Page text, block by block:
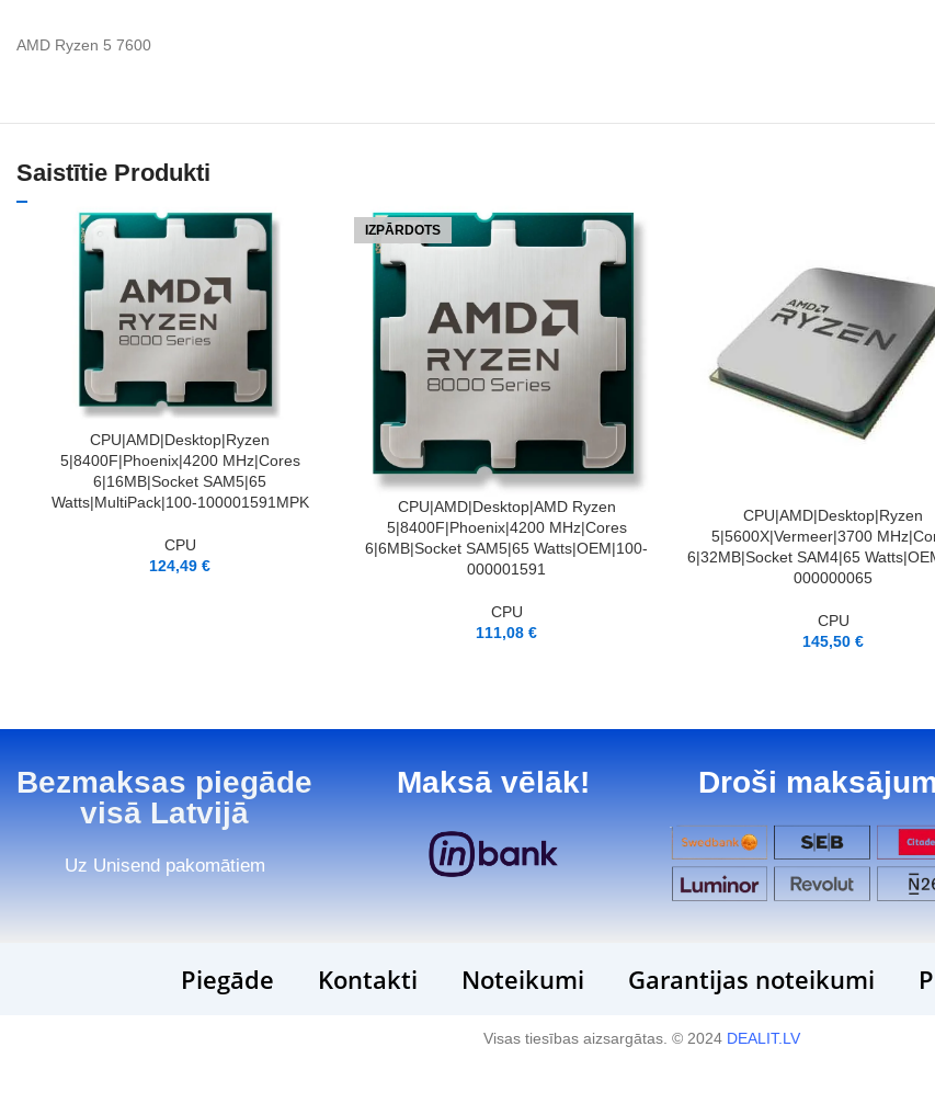
AMD Ryzen 5 7600
Saistītie Produkti
PIEVIENOT GROZAM
CPU|AMD|Desktop|Ryzen
5|8400F|Phoenix|4200 MHz|Cores
6|16MB|Socket SAM5|65
Watts|MultiPack|100-100001591MPK
CPU
124,49 €
IZPĀRDOTS
LASĪT VAIRĀK
CPU|AMD|Desktop|AMD Ryzen
5|8400F|Phoenix|4200 MHz|Cores
6|6MB|Socket SAM5|65 Watts|OEM|100-
000001591
CPU
111,08 €
PIEVIENOT GROZAM
CPU|AMD|Desktop|Ryzen
5|5600X|Vermeer|3700
6|32MB|Socket SAM4|65
000000065
CPU
145,50 €
Bezmaksas piegāde
visā Latvijā
Uz Unisend pakomātiem
Maksā vēlāk! Droši
Piegāde Kontakti Noteikumi Garantijas noteikumi
Visas tiesības aizsargātas. © 2024 DEALIT.LV